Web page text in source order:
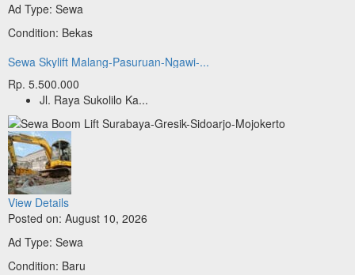
Ad Type: Sewa
Condition: Bekas
Sewa Skylift Malang-Pasuruan-Ngawi-...
Rp. 5.500.000
Jl. Raya Sukolilo Ka...
View Details
Posted on: August 10, 2026
Ad Type: Sewa
Condition: Baru